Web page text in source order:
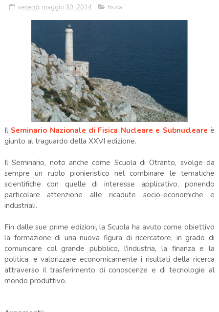
venerdì, maggio 30, 2014 fisica
IlSeminario Nazionale di Fisica Nucleare e Subnucleareè
giunto al traguardo della XXVI edizione.
Il Seminario, noto anche come Scuola di Otranto, svolge da
sempre un ruolo pionieristico nel combinare le tematiche
scientifiche con quelle di interesse applicativo, ponendo
particolare attenzione alle ricadute socio-economiche e
industriali.
Fin dalle sue prime edizioni, la Scuola ha avuto come obiettivo
la formazione di una nuova figura di ricercatore, in grado di
comunicare col grande pubblico, l'industria, la finanza e la
politica, e valorizzare economicamente i risultati della ricerca
attraverso il trasferimento di conoscenze e di tecnologie al
mondo produttivo.